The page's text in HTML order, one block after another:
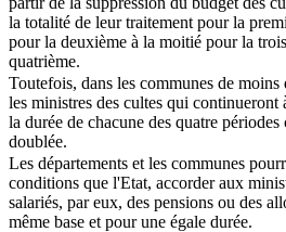
la totalité de leur traitement pour la
pour la deuxième à la moitié pour la
quatrième.
Toutefois, dans les communes de
les ministres des cultes qui
la durée de chacune des quatre périodes
doublée.
Les départements et les communes
conditions que l'Etat, accorder aux
salariés, par eux, des pensions ou des
même base et pour une égale durée.